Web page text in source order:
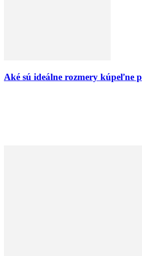
Aké sú ideálne rozmery kúpeľne